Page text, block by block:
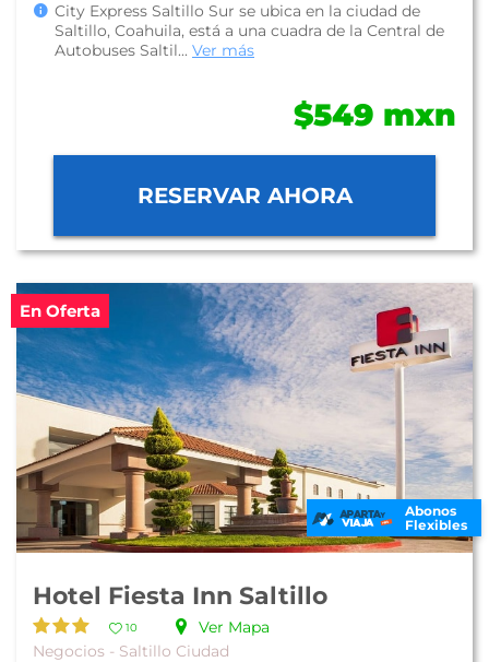
City Express Saltillo Sur se ubica en la ciudad de
Saltillo, Coahuila, está a una cuadra de la Central de
Autobuses Saltil... Ver más
$549 mxn
RESERVAR AHORA
En Oferta
Abonos
Flexibles
Hotel Fiesta Inn Saltillo
10
Ver Mapa
Negocios - Saltillo Ciudad